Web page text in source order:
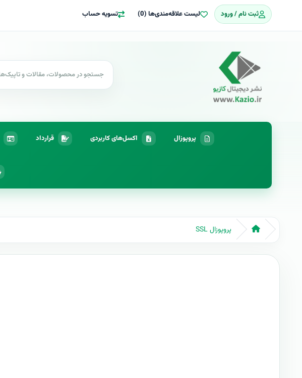
ثبت نام / ورود لیست علاقه‌مندی‌ها (0) تسویه حساب
پروپوزال اکسل‌های کاربردی قرارداد
پروپوزال SSL